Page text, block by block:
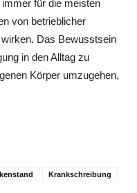
für die meisten
von betrieblicher
Das Bewusstsein
in den Alltag zu
Körper umzugehen,
Krankschreibung